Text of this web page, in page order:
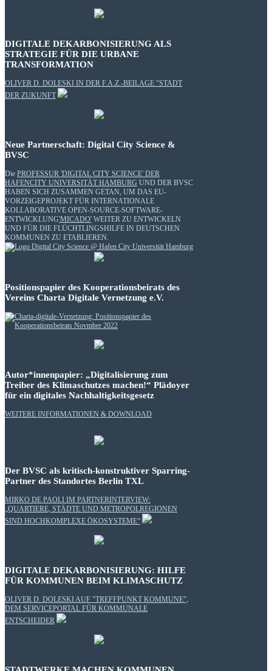
DIGITALE DEKARBONISIERUNG ALS
STRATEGIE FÜR DIE URBANE
TRANSFORMATION
OLIVER D. DOLESKI IN DER F.A.Z.-BEILAGE "STADT
DER ZUKUNFT
Neue Partnerschaft: Digital City Science &
BVSC
Die PROFESSUR 'DIGITAL CITY SCIENCE' DER
HAFENCITY UNIVERSITÄT HAMBURG UND DER BVSC
HABEN SICH ZUSAMMEN GETAN, UM DAS EU-
VORZEIGEPROJEKT FÜR INTERNATIONALE
KOLLABORATIVE OPEN-SOURCE-SOFTWARE-
ENTWICKLUNG'MICADO' WEITER ZU ENTWICKELN
UND FÜR DIE FLÜCHTLINGSHILFE IN DEUTSCHEN
KOMMUNEN ZU ETABLIEREN.
Positionspapier des Kooperationsbeirats des
Vereins Charta Digitale Vernetzung e.V.
Autor*innenpapier: „Digitalisierung zum
Treiber des Klimaschutzes machen!“ Plädoyer
für ein digitales Nachhaltigkeitsgesetz
WEITERE INFORMATIONEN & DOWNLOAD
Der BVSC als kritisch-konstruktiver Sparring-
Partner des Standortes Berlin TXL
MIRKO DE PAOLI IM PARTNERINTERVIEW:
„QUARTIERE, STÄDTE UND METROPOLREGIONEN
SIND HOCHKOMPLEXE ÖKOSYSTEME“
DIGITALE DEKARBONISIERUNG: HILFE
FÜR KOMMUNEN BEIM KLIMASCHUTZ
OLIVER D. DOLESKI AUF "TREFFPUNKT KOMMUNE",
DEM SERVICEPORTAL FÜR KOMMUNALE
ENTSCHEIDER